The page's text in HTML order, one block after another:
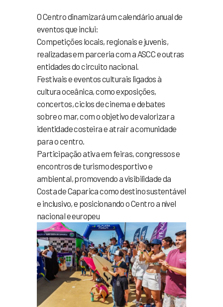
O Centro dinamizará um calendário anual de
eventos que inclui:
Competições locais, regionais e juvenis,
realizadas em parceria com a ASCC e outras
entidades do circuito nacional.
Festivais e eventos culturais ligados à
cultura oceânica, como exposições,
concertos, ciclos de cinema e debates
sobre o mar, com o objetivo de valorizar a
identidade costeira e atrair a comunidade
para o centro.
Participação ativa em feiras, congressos e
encontros de turismo desportivo e
ambiental, promovendo a visibilidade da
Costa de Caparica como destino sustentável
e inclusivo, e posicionando o Centro a nível
nacional e europeu